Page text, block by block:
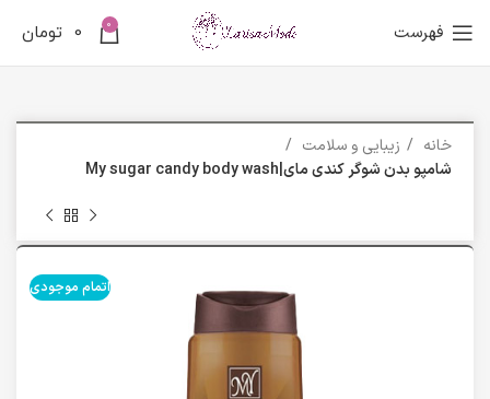
فهرست 0
0 تومان
خانه
زیبایی و سلامت
شامپو بدن شوگر کندی مای|My sugar candy body wash
اتمام موجودی